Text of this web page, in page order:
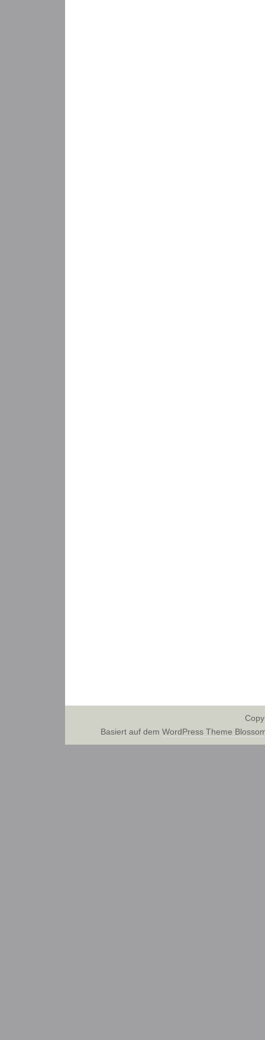
Basiert auf dem WordPress Theme